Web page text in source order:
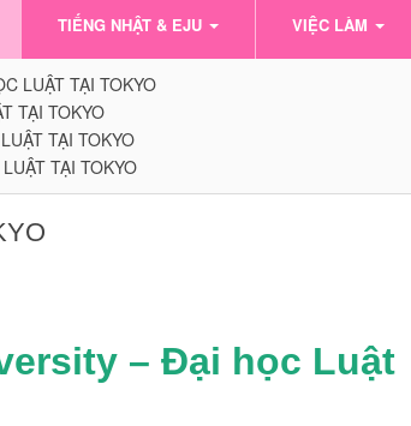
TIẾNG NHẬT & EJU VIỆC LÀM
LUẬT TẠI TOKYO
TẠI TOKYO
TẠI TOKYO
TẠI TOKYO
– Đại học Luật